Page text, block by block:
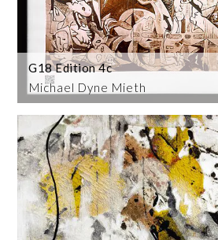
Michael Dyne Mieth
G18 Edition 4c